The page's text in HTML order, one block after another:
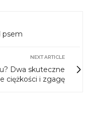
psem
NEXT ARTICLE
Dwa skuteczne
ciężkości i zgagę